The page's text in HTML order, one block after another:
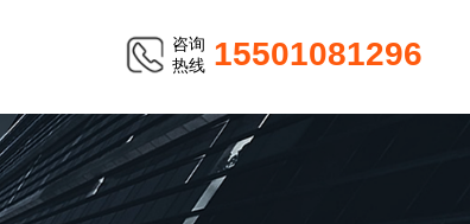
咨询
热线 15501081296